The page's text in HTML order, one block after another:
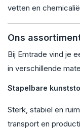
vetten en
Ons
Bij Emtrade vind je
in verschillende
Stapelbare
Sterk, stabiel en
transport en